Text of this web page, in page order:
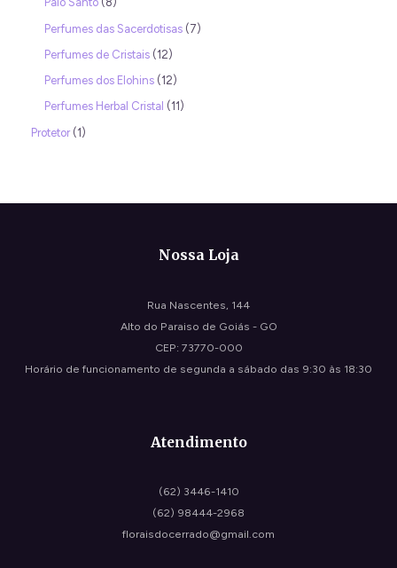
Perfumes das Sacerdotisas 7
Perfumes de Cristais 12
Perfumes dos Elohins 12
Perfumes Herbal Cristal
11
Protetor 1
Nossa Loja
Rua Nascentes, 144
Alto do Paraiso de Goiás - GO
CEP: 73770-000
Horário de funcionamento de segunda a sábado das 9:30 às 18:30
Atendimento
(62) 3446-1410
(62) 98444-2968
floraisdocerrado@gmail.com